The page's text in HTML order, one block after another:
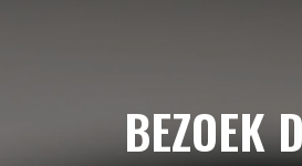
BEZOEK